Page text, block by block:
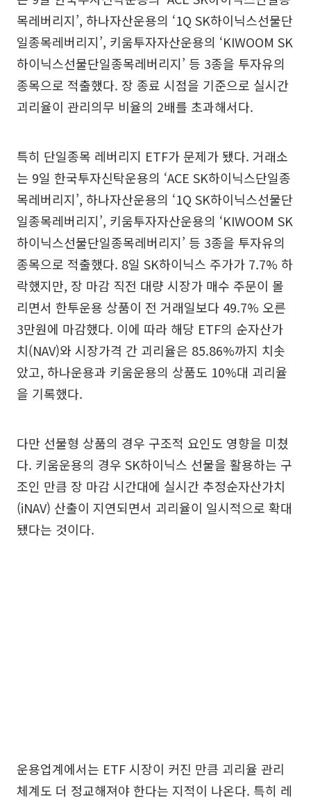
목레버리지’, 하나자산운용의 ‘1Q SK하이닉스선물단
일종목레버리지’, 키움투자자산운용의 ‘KIWOOM SK
하이닉스선물단일종목레버리지’ 등 3종을 투자유의
종목으로 적출했다. 장 종료 시점을 기준으로 실시간
괴리율이 관리의무 비율의 2배를 초과해서다.
특히 단일종목 레버리지 ETF가 문제가 됐다. 거래소
는 9일 한국투자신탁운용의 ‘ACE SK하이닉스단일종
목레버리지’, 하나자산운용의 ‘1Q SK하이닉스선물단
일종목레버리지’, 키움투자자산운용의 ‘KIWOOM SK
하이닉스선물단일종목레버리지’ 등 3종을 투자유의
종목으로 적출했다. 8일 SK하이닉스 주가가 7.7% 하
락했지만, 장 마감 직전 대량 시장가 매수 주문이 몰
리면서 한투운용 상품이 전 거래일보다 49.7% 오른
3만원에 마감했다. 이에 따라 해당 ETF의 순자산가
치(NAV)와 시장가격 간 괴리율은 85.86%까지 치솟
았고, 하나운용과 키움운용의 상품도 10%대 괴리율
을 기록했다.
다만 선물형 상품의 경우 구조적 요인도 영향을 미쳤
다. 키움운용의 경우 SK하이닉스 선물을 활용하는 구
조인 만큼 장 마감 시간대에 실시간 추정순자산가치
(iNAV) 산출이 지연되면서 괴리율이 일시적으로 확대
됐다는 것이다.
운용업계에서는 ETF 시장이 커진 만큼 괴리율 관리
체계도 더 정교해져야 한다는 지적이 나온다. 특히 레